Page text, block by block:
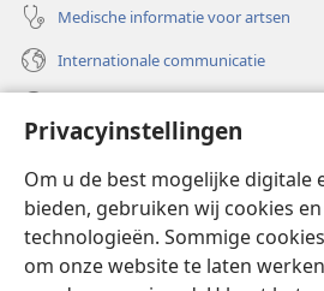
Privacyinstellingen
Om u de best mogelijke digitale
bieden, gebruiken wij cookies
technologieën. Sommige
om onze website te laten
Medische informatie voor artsen
Internationale communicatie
(opent
nieuw
venster)Watchtower ONLINE LIBRARY™
(opent
nieuw
JW Hub ®